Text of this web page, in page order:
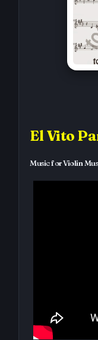
El Vito
Music for Violin